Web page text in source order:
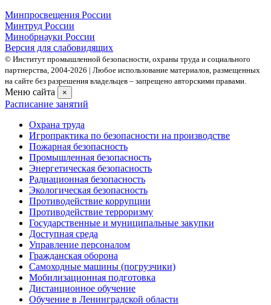
Минпросвещения России
Минтруд России
Минобрнауки России
Версия для слабовидящих
© Институт промышленной безопасности, охраны труда и социального
партнерства, 2004- 2026 | Любое использование материалов, размещенных
на сайте без разрешения владельцев – запрещено авторскими правами.
Меню сайта ×
Расписание занятий
Охрана труда
Игропрактика по безопасности на производстве
Пожарная безопасность
Промышленная безопасность
Энергетическая безопасность
Радиационная безопасность
Экологическая безопасность
Противодействие коррупции
Противодействие терроризму
Государственные и муниципальные закупки
Доступная среда
Управление персоналом
Гражданская оборона
Самоходные машины (погрузчики)
Мобилизационная подготовка
Дистанционное обучение
Обучение в Ленинградской области